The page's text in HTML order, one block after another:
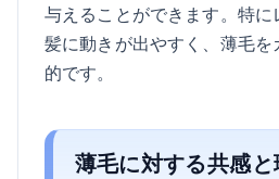
与えることができます。特に
髪に動きが出やすく、薄毛
的です。
薄毛に対する共感